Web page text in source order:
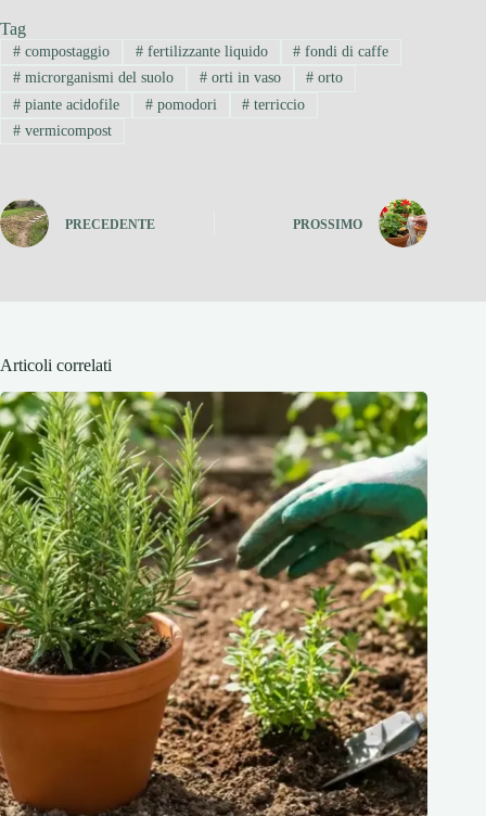
Tag
#compostaggio #fertilizzante liquido # fondi di caffe
#microrganismi del suolo #orti in vaso # orto
#piante acidofile #pomodori # terriccio
#vermicompost
PRECEDENTE PROSSIMO
Articoli correlati